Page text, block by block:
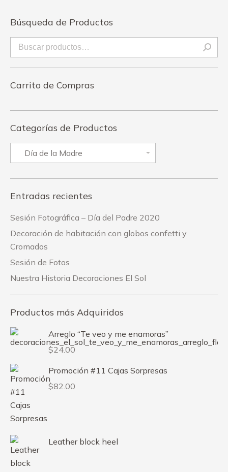
Búsqueda de Productos
Carrito de Compras
Categorías de Productos
Entradas recientes
Sesión Fotográfica – Día del Padre 2020
Decoración de habitación con globos confetti y
Cromados
Sesión de Fotos
Nuestra Historia Decoraciones El Sol
Productos más Adquiridos
Arreglo “Te veo y me enamoras”
$24.00
Promoción #11 Cajas Sorpresas
$82.00
Leather block heel